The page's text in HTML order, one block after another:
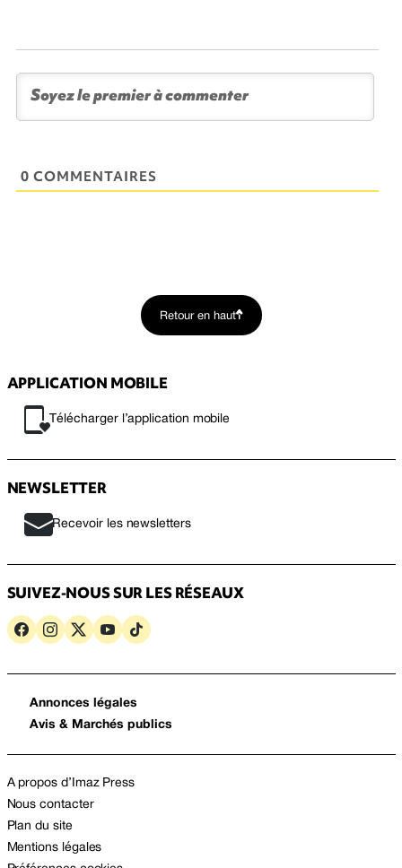
0 COMMENTAIRES
Retour en haut
APPLICATION MOBILE
Télécharger l’application mobile
NEWSLETTER
Recevoir les newsletters
SUIVEZ-NOUS SUR LES RÉSEAUX
Annonces légales
Avis & Marchés publics
A propos d’Imaz Press
Nous contacter
Plan du site
Mentions légales